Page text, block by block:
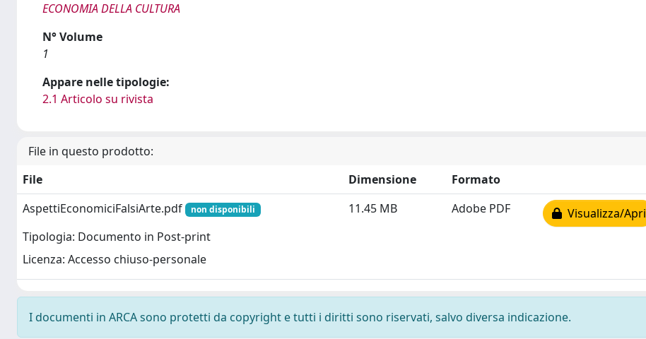
ECONOMIA DELLA CULTURA
N° Volume
1
Appare nelle tipologie:
2.1 Articolo su rivista
File in questo prodotto:
File
Dimensione
Formato
AspettiEconomiciFalsiArte.pdf
non disponibili
Tipologia: Documento in Post-print
Licenza: Accesso chiuso-personale
11.45 MB Adobe PDF Visualizza/Apri
I documenti in ARCA sono protetti da copyright e tutti i diritti sono riservati, salvo diversa indicazione.